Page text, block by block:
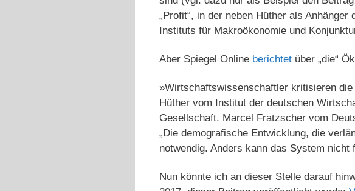
„Profit“, in der neben Hüther als
Instituts für Makroökonomie und
Aber Spiegel Online berichtet über „die“
»Wirtschaftswissenschaftler kritisieren die
Hüther vom Institut der deutschen
Gesellschaft. Marcel Fratzscher vom
„Die demografische Entwicklung, die
notwendig. Anders kann das System nicht
Nun könnte ich an dieser Stelle darauf